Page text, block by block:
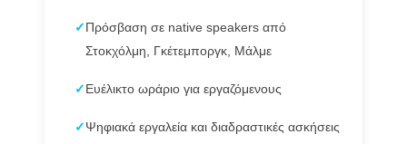
✓ Πρόσβαση σε native speakers από
Στοκχόλμη, Γκέτεμποργκ, Μάλμε
✓ Ευέλικτο ωράριο για εργαζόμενους
✓ Ψηφιακά εργαλεία και διαδραστικές ασκήσεις